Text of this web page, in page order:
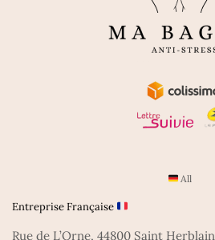
All
Entreprise Française
Rue de L’Orne, 44800 Saint Herblain